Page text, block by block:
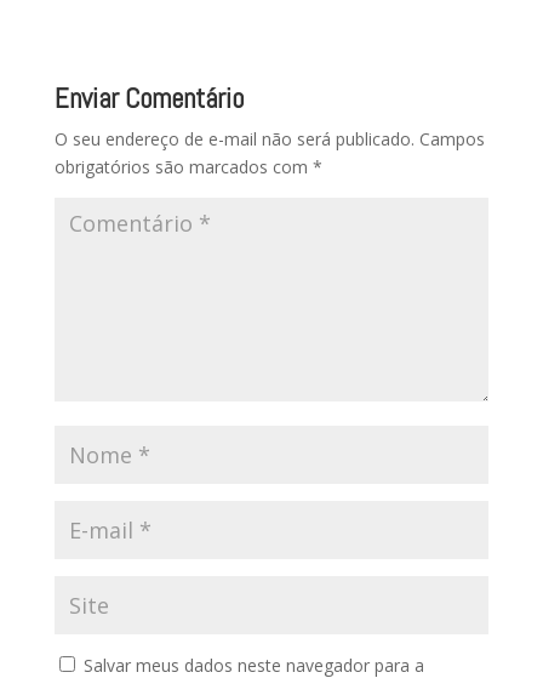
Enviar Comentário
O seu endereço de e-mail não será publicado. Campos
obrigatórios são marcados com *
Salvar meus dados neste navegador para a